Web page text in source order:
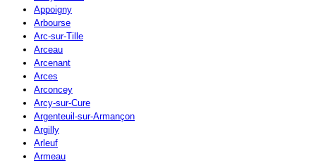
Appoigny
Arbourse
Arc-sur-Tille
Arceau
Arcenant
Arces
Arconcey
Arcy-sur-Cure
Argenteuil-sur-Armançon
Argilly
Arleuf
Armeau